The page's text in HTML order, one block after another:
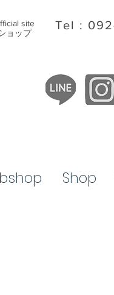
site
ョップ
Tel :
​Shop